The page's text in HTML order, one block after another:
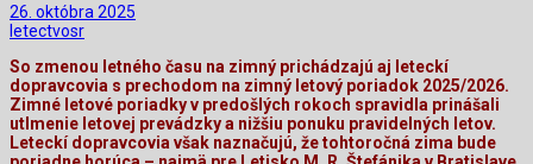
26. októbra 2025
letectvosr
So zmenou letného času na zimný prichádzajú aj leteckí
dopravcovia s prechodom na zimný letový poriadok 2025/2026.
Zimné letové poriadky v predošlých rokoch spravidla prinášali
utlmenie letovej prevádzky a nižšiu ponuku pravidelných letov.
Leteckí dopravcovia však naznačujú, že tohtoročná zima bude